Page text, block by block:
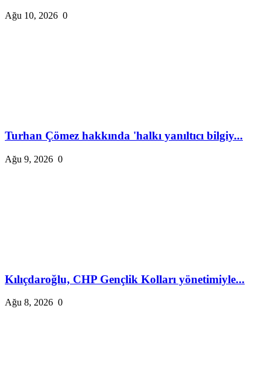
Ağu 10, 2026 0
Turhan Çömez hakkında 'halkı yanıltıcı bilgiy...
Ağu 9, 2026 0
Kılıçdaroğlu, CHP Gençlik Kolları yönetimiyle...
Ağu 8, 2026 0